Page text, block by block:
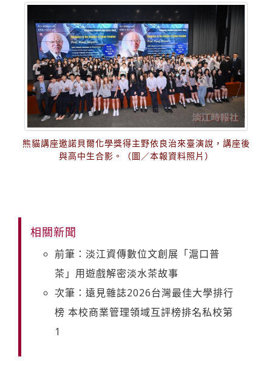
熊貓講座邀諾貝爾化學獎得主野依良治來臺演說，講座後
與高中生合影。（圖／本報資料照片）
相關新聞
前筆：淡江資傳數位文創展「滬口普
茶」用遊戲解密淡水茶故事
次筆：遠見雜誌2026台灣最佳大學排行
榜 本校商業管理領域互評榜排名私校第
1